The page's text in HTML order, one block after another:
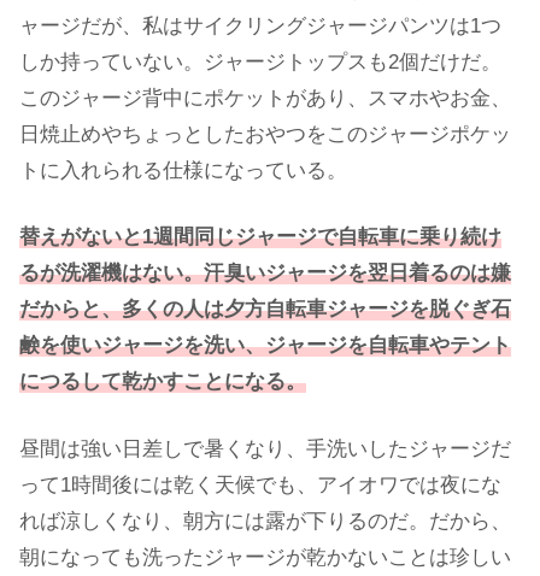
ャージだが、私はサイクリングジャージパンツは1つ
しか持っていない。ジャージトップスも2個だけだ。
このジャージ背中にポケットがあり、スマホやお金、
日焼止めやちょっとしたおやつをこのジャージポケッ
トに入れられる仕様になっている。
替えがないと1週間同じジャージで自転車に乗り続け
るが洗濯機はない。汗臭いジャージを翌日着るのは嫌
だからと、多くの人は夕方自転車ジャージを脱ぐぎ石
鹸を使いジャージを洗い、ジャージを自転車やテント
につるして乾かすことになる。
昼間は強い日差しで暑くなり、手洗いしたジャージだ
って1時間後には乾く天候でも、アイオワでは夜にな
れば涼しくなり、朝方には露が下りるのだ。だから、
朝になっても洗ったジャージが乾かないことは珍しい